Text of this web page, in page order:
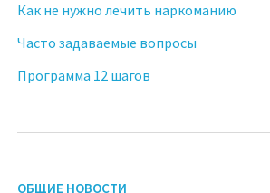
Как не нужно лечить наркоманию
Часто задаваемые вопросы
Программа 12 шагов
ОБЩИЕ НОВОСТИ